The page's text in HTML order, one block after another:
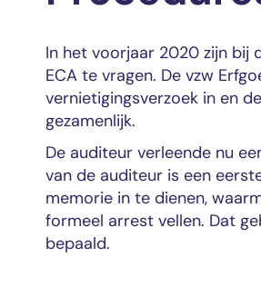
In het voorjaar 2020 zijn bij
ECA te vragen. De vzw
vernietigingsverzoek in en
gezamenlijk.
De auditeur verleende nu
van de auditeur is een
memorie in te dienen,
formeel arrest vellen. Dat
bepaald.